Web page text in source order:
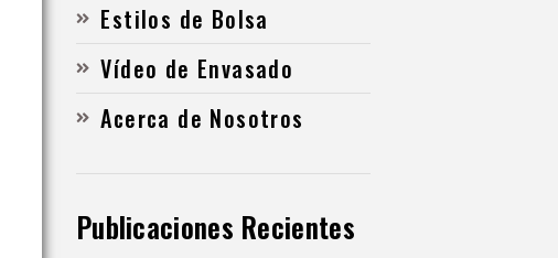
Estilos de Bolsa
Vídeo de Envasado
Acerca de Nosotros
Publicaciones Recientes